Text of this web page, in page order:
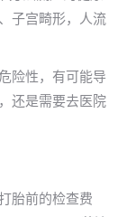
子宫畸形，人流
险性，有可能导
还是需要去医院
胎前的检查费